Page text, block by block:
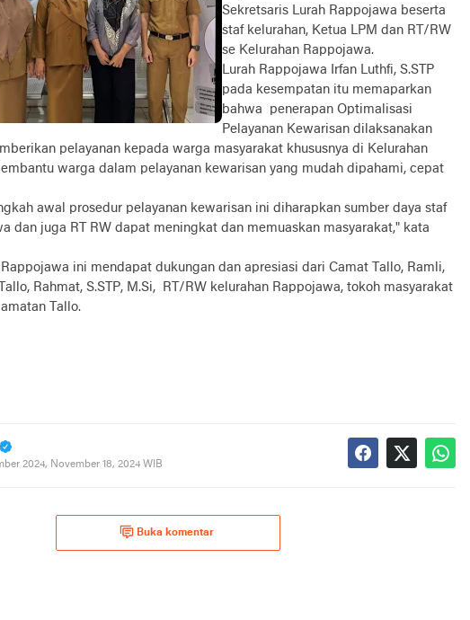
Sekretsaris Lurah Rappojawa beserta
staf kelurahan, Ketua LPM dan RT/RW
se Kelurahan Rappojawa.
Lurah Rappojawa Irfan Luthfi, S.STP
pada kesempatan itu memaparkan
bahwa penerapan Optimalisasi
Pelayanan Kewarisan dilaksanakan
pelayanan kepada warga masyarakat khususnya di Kelurahan
warga dalam pelayanan kewarisan yang mudah dipahami, cepat
awal prosedur pelayanan kewarisan ini diharapkan sumber daya staf
dan juga RT RW dapat meningkat dan memuaskan masyarakat," kata
ini mendapat dukungan dan apresiasi dari Camat Tallo, Ramli,
Rahmat, S.STP, M.Si, RT/RW kelurahan Rappojawa, tokoh masyarakat
Tallo.
2024, November 18, 2024 WIB
Buka komentar